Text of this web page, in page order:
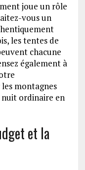
joue un rôle
vous un
les tentes de
chacune
également à
montagnes
ordinaire en
et la